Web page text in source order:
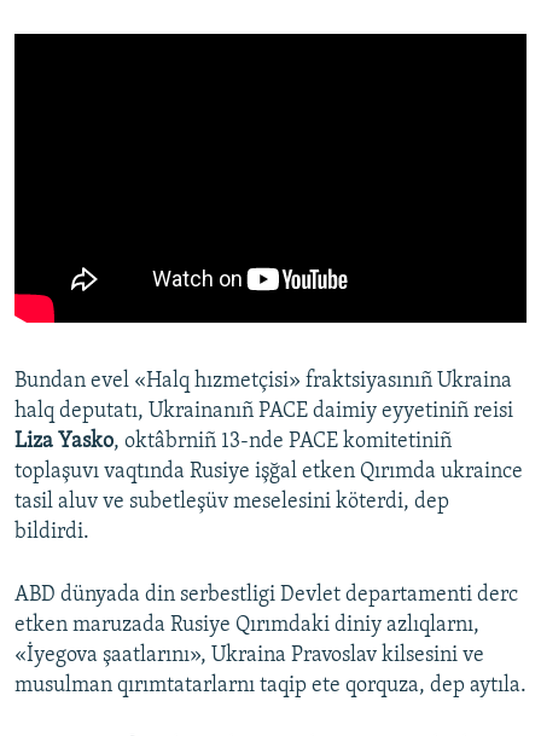
Bundan evel «Halq hızmetçisi» fraktsiyasınıñ Ukraina
halq deputatı, Ukrainanıñ PACE daimiy eyyetiniñ reisi
Liza Yasko, oktâbrniñ 13-nde PACE komitetiniñ
toplaşuvı vaqtında Rusiye işğal etken Qırımda ukraince
tasil aluv ve subetleşüv meselesini köterdi, dep
bildirdi.
ABD dünyada din serbestligi Devlet departamenti derc
etken maruzada Rusiye Qırımdaki diniy azlıqlarnı,
«İyegova şaatlarını», Ukraina Pravoslav kilsesini ve
musulman qırımtatarlarnı taqip ete qorquza, dep aytıla.